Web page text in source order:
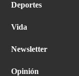
Deportes
Vida
Newsletter
Opinión